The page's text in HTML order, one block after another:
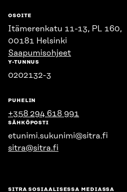
OSOITE
Itämerenkatu 11-13, PL 160,
00181 Helsinki
Saapumisohjeet
Y-TUNNUS
0202132-3
PUHELIN
+358 294 618 991
SÄHKÖPOSTI
etunimi.sukunimi@sitra.fi
sitra@sitra.fi
SITRA SOSIAALISESSA MEDIASSA